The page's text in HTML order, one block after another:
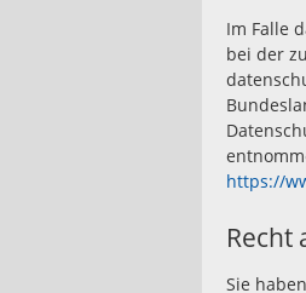
Im Falle
bei der
https://
Sie